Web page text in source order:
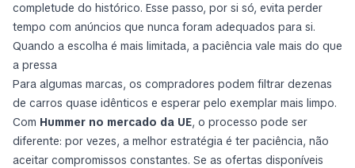
completude do histórico. Esse passo, por si só, evita perder
tempo com anúncios que nunca foram adequados para si.
Quando a escolha é mais limitada, a paciência vale mais do que
a pressa
Para algumas marcas, os compradores podem filtrar dezenas
de carros quase idênticos e esperar pelo exemplar mais limpo.
Com Hummer no mercado da UE, o processo pode ser
diferente: por vezes, a melhor estratégia é ter paciência, não
aceitar compromissos constantes. Se as ofertas disponíveis